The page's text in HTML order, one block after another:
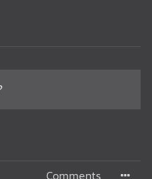
Comments